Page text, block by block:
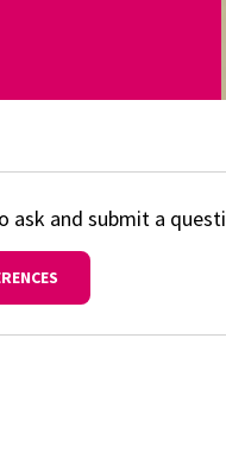
ask and submit a